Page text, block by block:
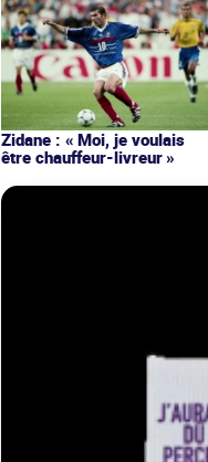
Zidane : « Moi, je voulais
être chauffeur-livreur »